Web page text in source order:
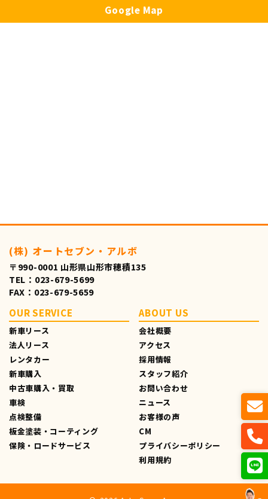
Google Map
(株) オートセブン・アルボ
〒990-0001 山形県山形市穂積135
TEL：023-679-5699
FAX：023-679-5659
OUR SERVICE
新車リース
法人リース
レンタカー
新車購入
中古車購入・買取
車検
点検整備
板金塗装・コーティング
保険・ロードサービス
ABOUT US
会社概要
アクセス
採用情報
スタッフ紹介
お問い合わせ
ニュース
お客様の声
CM
プライバシーポリシー
利用規約